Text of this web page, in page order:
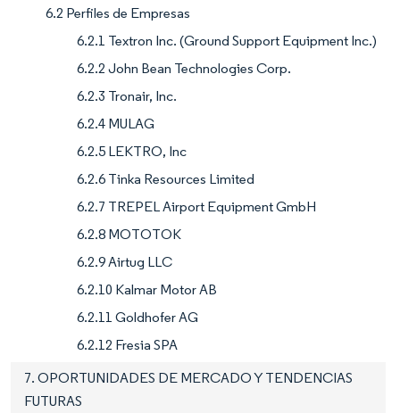
6.2 Perfiles de Empresas
6.2.1 Textron Inc. (Ground Support Equipment Inc.)
6.2.2 John Bean Technologies Corp.
6.2.3 Tronair, Inc.
6.2.4 MULAG
6.2.5 LEKTRO, Inc
6.2.6 Tinka Resources Limited
6.2.7 TREPEL Airport Equipment GmbH
6.2.8 MOTOTOK
6.2.9 Airtug LLC
6.2.10 Kalmar Motor AB
6.2.11 Goldhofer AG
6.2.12 Fresia SPA
7. OPORTUNIDADES DE MERCADO Y TENDENCIAS
FUTURAS